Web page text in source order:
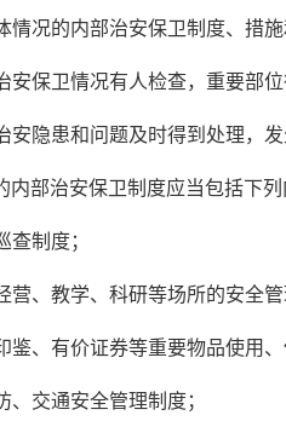
情况的内部治安保卫制度、措施
安保卫情况有人检查，重要部
安隐患和问题及时得到处理，
部治安保卫制度应当包括下列
制度；
、教学、科研等场所的安全管
鉴、有价证券等重要物品使用
交通安全管理制度；